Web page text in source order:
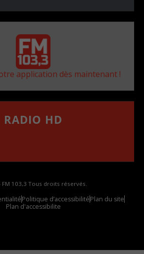
application dès maintenant !
RADIO HD
103,3 Tous droits réservés.
Politique d’accessibilitéPlan du site
Plan d'accessibilite